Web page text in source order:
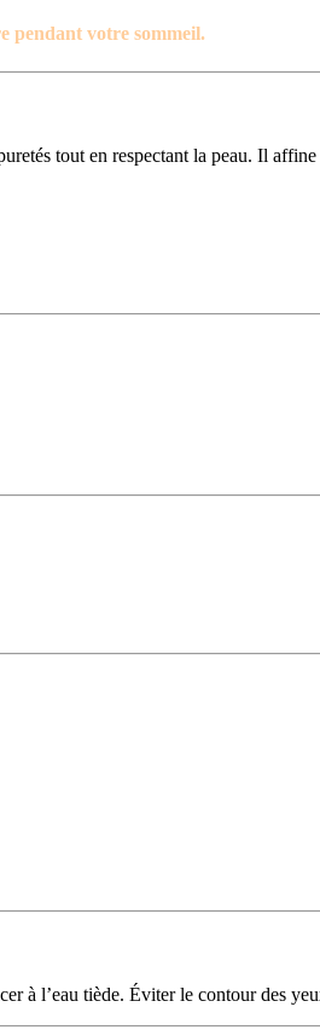
pendant votre sommeil.
tout en respectant la peau. Il
à l’eau tiède. Éviter le contour des